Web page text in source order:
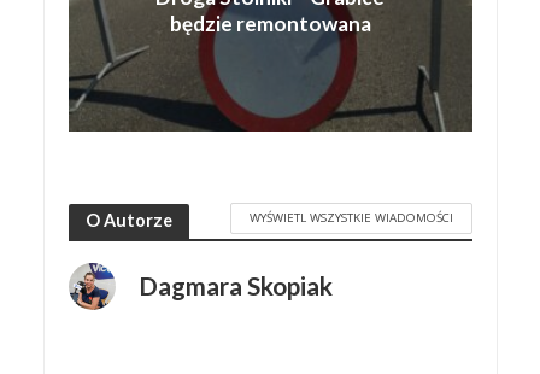
będzie remontowana
O Autorze WYŚWIETL WSZYSTKIE WIADOMOŚCI
Dagmara Skopiak